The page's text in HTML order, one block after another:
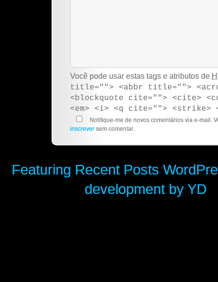
Você pode usar estas tags e atributos de
title=""> <abbr title="">
<blockquote cite=""> <cite>
<em> <i> <q cite=""> <strike>
Notifique-me de novos comentários via e-mail.
inscrever sem comentar.
Featuring Recent Posts
development by YD